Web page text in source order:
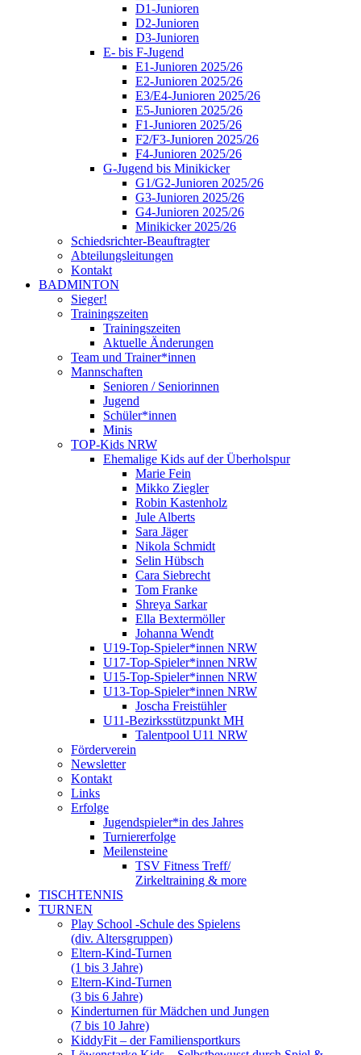
D1-Junioren
D2-Junioren
D3-Junioren
E- bis F-Jugend
E1-Junioren 2025/26
E2-Junioren 2025/26
E3/E4-Junioren 2025/26
E5-Junioren 2025/26
F1-Junioren 2025/26
F2/F3-Junioren 2025/26
F4-Junioren 2025/26
G-Jugend bis Minikicker
G1/G2-Junioren 2025/26
G3-Junioren 2025/26
G4-Junioren 2025/26
Minikicker 2025/26
Schiedsrichter-Beauftragter
Abteilungsleitungen
Kontakt
BADMINTON
Sieger!
Trainingszeiten
Trainingszeiten
Aktuelle Änderungen
Team und Trainer*innen
Mannschaften
Senioren / Seniorinnen
Jugend
Schüler*innen
Minis
TOP-Kids NRW
Ehemalige Kids auf der Überholspur
Marie Fein
Mikko Ziegler
Robin Kastenholz
Jule Alberts
Sara Jäger
Nikola Schmidt
Selin Hübsch
Cara Siebrecht
Tom Franke
Shreya Sarkar
Ella Bextermöller
Johanna Wendt
U19-Top-Spieler*innen NRW
U17-Top-Spieler*innen NRW
U15-Top-Spieler*innen NRW
U13-Top-Spieler*innen NRW
Joscha Freistühler
U11-Bezirksstützpunkt MH
Talentpool U11 NRW
Förderverein
Newsletter
Kontakt
Links
Erfolge
Jugendspieler*in des Jahres
Turniererfolge
Meilensteine
TSV Fitness Treff/
Zirkeltraining & more
TISCHTENNIS
TURNEN
Play School -Schule des Spielens
(div. Altersgruppen)
Eltern-Kind-Turnen
(1 bis 3 Jahre)
Eltern-Kind-Turnen
(3 bis 6 Jahre)
Kinderturnen für Mädchen und Jungen
(7 bis 10 Jahre)
KiddyFit – der Familiensportkurs